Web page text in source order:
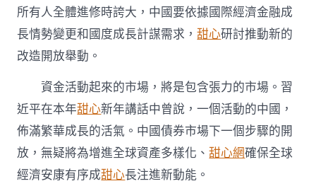
所有人全體進修時誇大，中國要依據國際經濟金融成
長情勢變更和國度成長計謀需求，甜心研討推動新的
改造開放舉動。
資金活動起來的市場，將是包含張力的市場。習
近平在本年甜心新年講話中曾說，一個活動的中國，
佈滿繁華成長的活氣。中國債券市場下一個步驟的開
放，無疑將為增進全球資產多樣化、甜心網確保全球
經濟安康有序成甜心長注進新動能。